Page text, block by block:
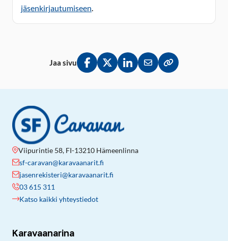
jäsenkirjautumiseen.
Jaa sivu
Jaa Facebookissa
Jaa Twitterissä
Jaa LinkedInissä
Jaa sähköpostitse
Kopioi linkki
Viipurintie 58, FI-13210 Hämeenlinna
sf-caravan@karavaanarit.fi
jasenrekisteri@karavaanarit.fi
03 615 311
Katso kaikki yhteystiedot
Karavaanarina